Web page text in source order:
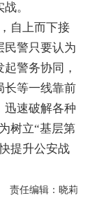
。
自上而下接
民警只要认为
警务协同，
长等一线靠前
迅速破解各种
树立“基层第
提升公安战
任编辑：晓莉